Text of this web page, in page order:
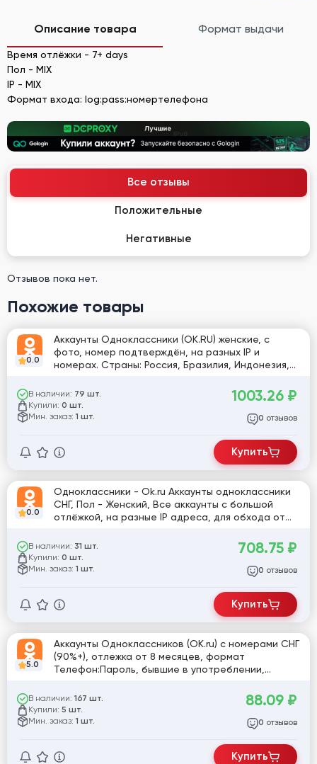
Описание товара Формат выдачи
Время отлёжки - 7+ days
Пол - MIX
IP - MIX
Формат входа: log:pass:номертелефона
Все отзывы
Положительные
Негативные
Отзывов пока нет.
Похожие товары
0.0
Аккаунты Одноклассники (OK.RU) женские, с
фото, номер подтверждён, на разных IP и
номерах. Страны: Россия, Бразилия, Индонезия,
Украина. Устойчивые к блокировке, качество
100%. Логин и пароль.
В наличии: 79 шт.
Купили: 0 шт.
Мин. заказ: 1 шт.
1003.26 ₽
0 отзывов
Купить
0.0
Одноклассники - Ok.ru Аккаунты одноклассники
СНГ, Пол - Женский, Все аккаунты с большой
отлёжкой, на разные IP адреса, для обхода от
В наличии: 31 шт.
Купили: 0 шт.
Мин. заказ: 1 шт.
708.75 ₽
0 отзывов
Купить
5.0
Аккаунты Одноклассников (OK.ru) с номерами СНГ
(90%+), отлежка от 8 месяцев, формат
Телефон:Пароль, бывшие в употреблении,
В наличии: 167 шт.
Купили: 5 шт.
Мин. заказ: 1 шт.
88.09 ₽
0 отзывов
Купить